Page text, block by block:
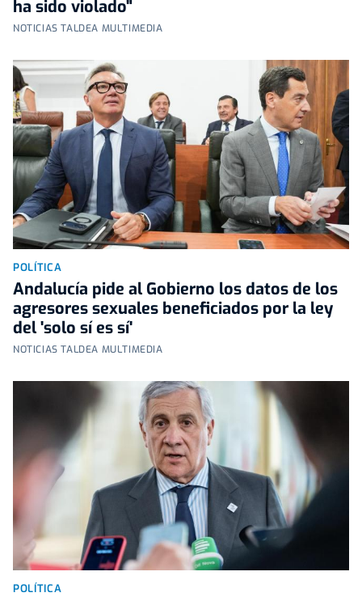
ha sido violado"
NOTICIAS TALDEA MULTIMEDIA
POLÍTICA
Andalucía pide al Gobierno los datos de los
agresores sexuales beneficiados por la ley
del 'solo sí es sí'
NOTICIAS TALDEA MULTIMEDIA
POLÍTICA